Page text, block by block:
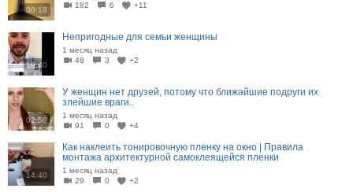
00:18
182
6 +11
19:40
Непригодные для семьи женщины
1 месяц назад
48
3 +2
02:59
У женщин нет друзей, потому что ближайшие подруги их
злейшие враги..
1 месяц назад
91
0 +4
14:40
Как наклеить тонировочную пленку на окно | Правила
монтажа архитектурной самоклеящейся пленки
1 месяц назад
29
0 +2